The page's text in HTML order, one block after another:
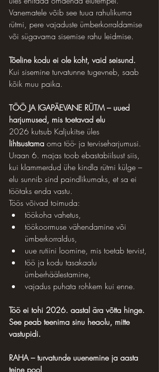
Vanematele võib see tuua rahulikuma
rütmi, pere vajaduste ümberkorraldamise
või sügavama sisemise rahu leidmise.
Tõeline kodu ei ole koht, vaid seisund.
Kui sisemine turvatunne tugevneb, saab
kõik muu paika.
TÖÖ JA IGAPÄEVANE RÜTM – uued
harjumused, mis toetavad elu
2026 kutsub Kaljukitse üles
lihtsustama oma töö- ja terviseharjumusi.
Uraan 6. majas toob ebastabiilsust siis,
kui klammerdud ühe kindla rütmi külge –
elu sunnib sind paindlikumaks, et sa ei
töötaks enda vastu.
Töös võivad toimuda:
töökoha vahetus,
töökoormuse vähendamine või
ümberkorraldus,
uue rutiini loomine, mis toetab tervist,
töö ja kodu tasakaalu
ümberhäälestamine,
vajadus puhata rohkem kui enne.
Töö ei tohi 2026. aastal ära võtta hinge.
See peab teenima sinu heaolu, mitte
vastupidi.
RAHA – turvatunde uuenemine ja aasta
teine pool